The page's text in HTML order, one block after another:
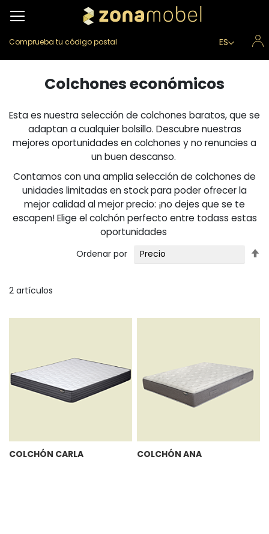
Comprueba tu código postal Lenguaje
ES
Colchones económicos
Esta es nuestra selección de colchones baratos, que se
adaptan a cualquier bolsillo. Descubre nuestras
mejores oportunidades en colchones y no renuncies a
un buen descanso.
Contamos con una amplia selección de colchones de
unidades limitadas en stock para poder ofrecer la
mejor calidad al mejor precio: ¡no dejes que se te
escapen! Elige el colchón perfecto entre todass estas
oportunidades
2 artículos
Ordenar por
COLCHÓN CARLA COLCHÓN ANA